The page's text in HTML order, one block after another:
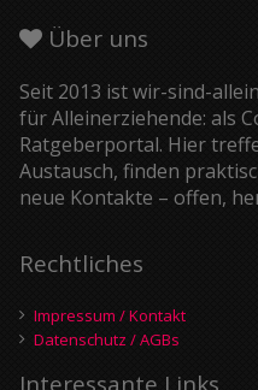
Über uns
Seit 2013 ist wir-sind-
für Alleinerziehende: als
Ratgeberportal. Hier
Austausch, finden
neue Kontakte – offen,
Rechtliches
Impressum / Kontakt
Datenschutz / AGBs